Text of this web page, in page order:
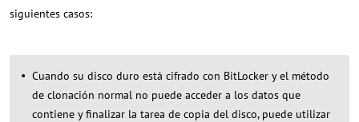
siguientes casos:
Cuando su disco duro está cifrado con BitLocker y el método
de clonación normal no puede acceder a los datos que
contiene y finalizar la tarea de copia del disco, puede utilizar